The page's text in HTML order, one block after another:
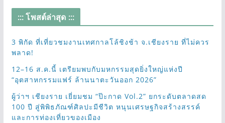
::: โพสต์ล่าสุด :::
3 พิกัด ที่เที่ยวชมงานเทศกาลโล้ชิงช้า จ.เชียงราย ที่ไม่ควร
พลาด!
12–16 ส.ค.นี้ เตรียมพบกับมหกรรมสุดยิ่งใหญ่แห่งปี
“อุตสาหกรรมแฟร์ ล้านนาตะวันออก 2026”
ผู้ว่าฯ เชียงราย เยี่ยมชม “ป๊ะกาด Vol.2” ยกระดับตลาดสด
100 ปี สู่พิพิธภัณฑ์ศิลปะมีชีวิต หนุนเศรษฐกิจสร้างสรรค์
และการท่องเที่ยวของเมือง